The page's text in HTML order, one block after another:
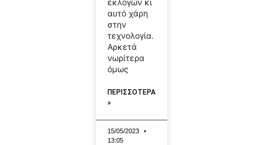
εκλογών κι
αυτό χάρη
στην
τεχνολογία.
Αρκετά
νωρίτερα
όμως
ΠΕΡΙΣΣΟΤΕΡΑ
»
15/05/2023
13:05